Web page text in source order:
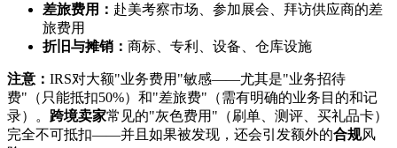
差旅费用： 赴美考察市场、参加展会、拜访供应商的差
旅费用
折旧与摊销： 商标、专利、设备、仓库设施
注意： IRS对大额"业务费用"敏感——尤其是"业务招待
费"（只能抵扣50%）和"差旅费"（需有明确的业务目的和记
录）。 跨境卖家常见的"灰色费用"（刷单、测评、买礼品卡）
完全不可抵扣——并且如果被发现，还会引发额外的合规风